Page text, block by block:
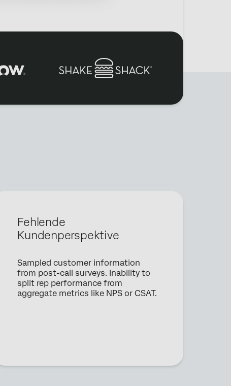
Fehlende
Kundenperspektive
Sampled customer information
from post-call surveys. Inability to
split rep performance from
aggregate metrics like NPS or CSAT.